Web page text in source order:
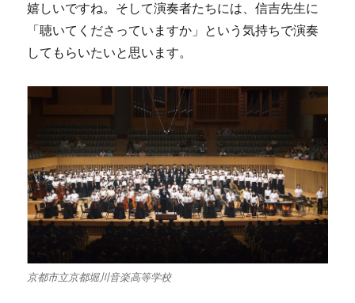
嬉しいですね。そして演奏者たちには、信吉先生に
「聴いてくださっていますか」という気持ちで演奏
してもらいたいと思います。
京都市立京都堀川音楽高等学校